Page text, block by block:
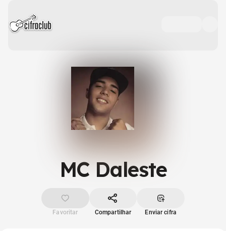
MC Daleste
Favoritar Compartilhar Enviar cifra